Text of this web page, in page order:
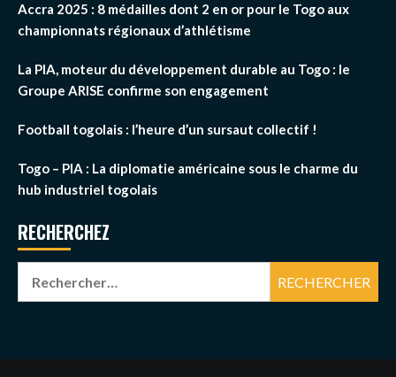
Accra 2025 : 8 médailles dont 2 en or pour le Togo aux
championnats régionaux d’athlétisme
La PIA, moteur du développement durable au Togo : le
Groupe ARISE confirme son engagement
Football togolais : l’heure d’un sursaut collectif !
Togo – PIA : La diplomatie américaine sous le charme du
hub industriel togolais
RECHERCHEZ